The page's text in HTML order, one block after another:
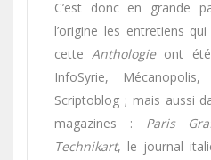
C’est donc en grande
l’origine les entretiens
cetteAnthologieont été
InfoSyrie,
Scriptoblog ; mais aussi
magazines : Paris
Technikart, le journal